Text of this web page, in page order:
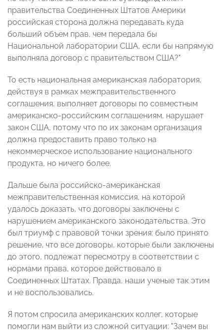
правительства Соединенных Штатов Америки
российская сторона должна передавать куда
больший объем прав, чем передала бы
Национальной лаборатории США, если бы напрямую
выполняла договор с правительством США?"
То есть национальная американская лаборатория,
действуя в рамках межправительственного
соглашения, выполняет договоры по совместным
американско-российским соглашениям, нарушает
закон США, потому что по их законам организация
должна предоставить право только на
некоммерческое использование национального
продукта, но ничего более.
Дальше была российско-американская
межправительственная комиссия, на которой
удалось доказать, что договоры заключены с
нарушением американского законодательства. Это
был триумф с правовой точки зрения: было принято
решение, что все договоры, которые были заключены
до этого, подлежат пересмотру в соответствии с
нормами права, которое действовало в
Соединенных Штатах. Правда, наши ученые так этим
и не воспользовались.
Я потом спросила американских коллег, которые
помогли нам выйти из сложной ситуации: "Зачем вы